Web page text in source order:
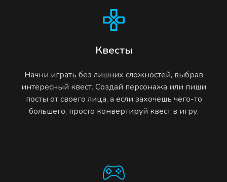
Квесты
Начни играть без лишних сложностей, выбрав
интересный квест. Создай персонажа или пиши
посты от своего лица, а если захочешь чего-то
большего, просто конвертируй квест в игру.